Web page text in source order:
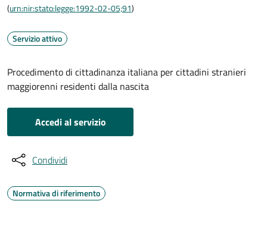
(urn:nir:stato:legge:1992-02-05;91)
Servizio attivo
Procedimento di cittadinanza italiana per cittadini stranieri
maggiorenni residenti dalla nascita
Accedi al servizio
Condividi
Normativa di riferimento